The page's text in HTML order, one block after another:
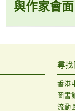
與作家會面
尋找
香港
圖書
流動